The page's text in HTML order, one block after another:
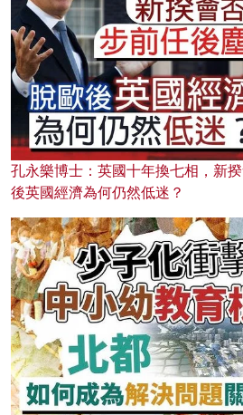
孔永樂博士：英國十年換七相，新
後英國經濟為何仍然低迷？